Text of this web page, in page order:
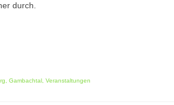
durch.
Gambachtal Veranstaltungen